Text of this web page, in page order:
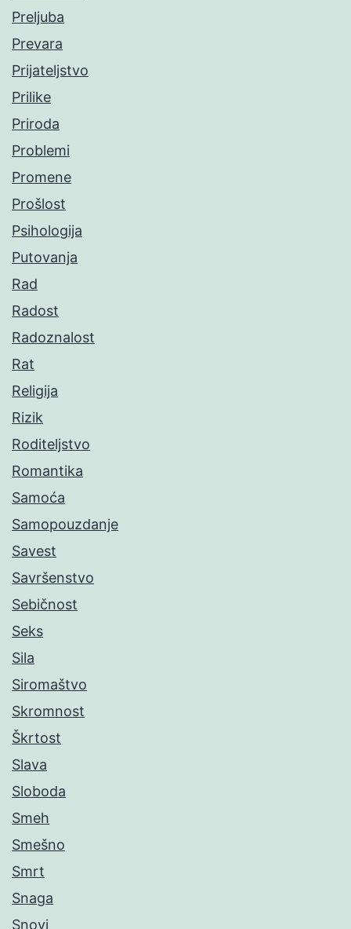
Preljuba
Prevara
Prijateljstvo
Prilike
Priroda
Problemi
Promene
Prošlost
Psihologija
Putovanja
Rad
Radost
Radoznalost
Rat
Religija
Rizik
Roditeljstvo
Romantika
Samoća
Samopouzdanje
Savest
Savršenstvo
Sebičnost
Seks
Sila
Siromaštvo
Skromnost
Škrtost
Slava
Sloboda
Smeh
Smešno
Smrt
Snaga
Snovi